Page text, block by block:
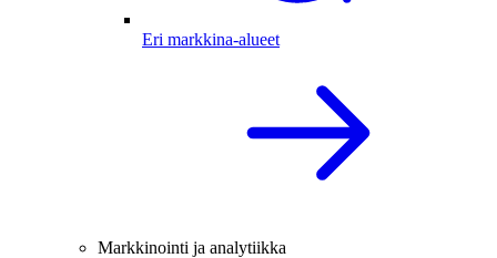
Eri markkina-alueet
Markkinointi ja analytiikka